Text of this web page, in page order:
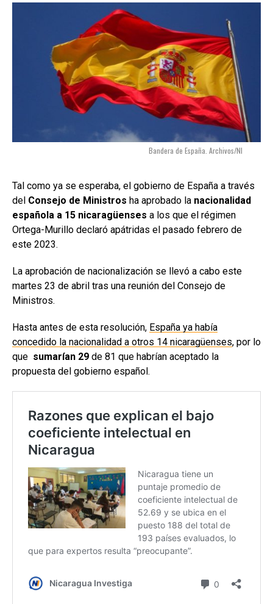
Bandera de España. Archivos/NI
Tal como ya se esperaba, el gobierno de España a través
del Consejo de Ministros ha aprobado la nacionalidad
española a 15 nicaragüenses a los que el régimen
Ortega-Murillo declaró apátridas el pasado febrero de
este 2023.
La aprobación de nacionalización se llevó a cabo este
martes 23 de abril tras una reunión del Consejo de
Ministros.
Hasta antes de esta resolución, España ya había
concedido la nacionalidad a otros 14 nicaragüenses, por lo
que sumarían 29 de 81 que habrían aceptado la
propuesta del gobierno español.